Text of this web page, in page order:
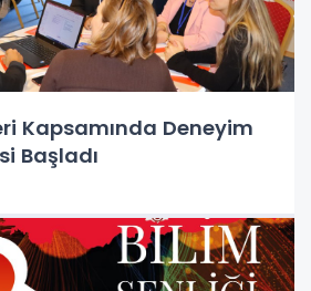
Kapsamında Deneyim
Başladı